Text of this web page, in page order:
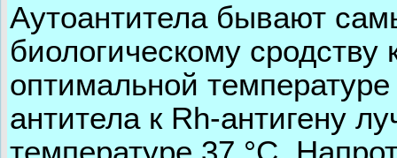
Аутоантитела бывают
биологическому
оптимальной
антитела к Rh-антигену